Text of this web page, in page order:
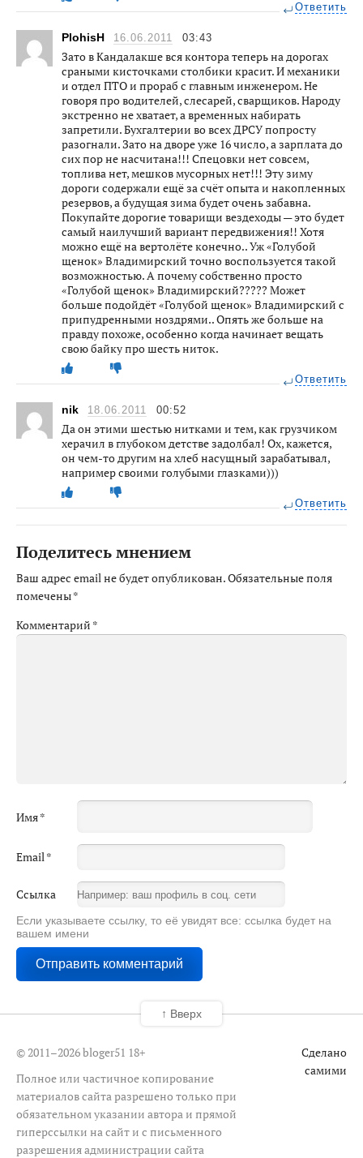
Ответить
PlohisH 16.06.2011 03:43
Зато в Кандалакше вся контора теперь на дорогах
сраными кисточками столбики красит. И механики
и отдел ПТО и прораб с главным инженером. Не
говоря про водителей, слесарей, сварщиков. Народу
экстренно не хватает, а временных набирать
запретили. Бухгалтерии во всех ДРСУ попросту
разогнали. Зато на дворе уже 16 число, а зарплата до
сих пор не насчитана!!! Спецовки нет совсем,
топлива нет, мешков мусорных нет!!! Эту зиму
дороги содержали ещё за счёт опыта и накопленных
резервов, а будущая зима будет очень забавна.
Покупайте дорогие товарищи вездеходы — это будет
самый наилучший вариант передвижения!! Хотя
можно ещё на вертолёте конечно.. Уж «Голубой
щенок» Владимирский точно воспользуется такой
возможностью. А почему собственно просто
«Голубой щенок» Владимирский????? Может
больше подойдёт «Голубой щенок» Владимирский с
припудренными ноздрями.. Опять же больше на
правду похоже, особенно когда начинает вещать
свою байку про шесть ниток.
Ответить
nik 18.06.2011 00:52
Да он этими шестью нитками и тем, как грузчиком
херачил в глубоком детстве задолбал! Ох, кажется,
он чем-то другим на хлеб насущный зарабатывал,
например своими голубыми глазками)))
Ответить
Поделитесь мнением
Ваш адрес email не будет опубликован.Обязательные поля
помечены*
Комментарий *
Имя*
Email*
Ссылка
Если указываете ссылку, то её увидят все: ссылка будет на
вашем имени
© 2011–2026 bloger51 18+
Полное или частичное копирование
материалов сайта разрешено только при
обязательном указании автора и прямой
гиперссылки на сайт и с письменного
разрешения администрации сайта
Сделано
самими
↑ Вверх